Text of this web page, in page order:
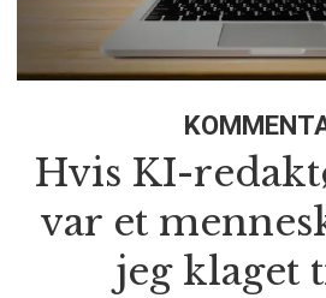
Hvis KI-
var et
jeg klaget